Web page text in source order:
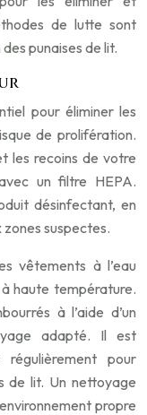
de lutte sont
punaises de lit.
pour éliminer les
de prolifération.
les recoins de votre
un filtre HEPA.
désinfectant, en
suspectes.
vêtements à l’eau
haute température.
à l’aide d’un
adapté. Il est
pour
de lit. Un nettoyage
propre